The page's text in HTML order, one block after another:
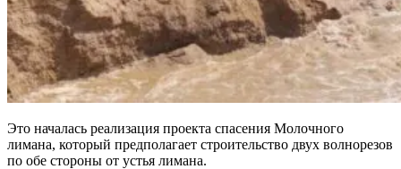
Это началась реализация проекта спасения Молочного
лимана, который предполагает строительство двух волнорезов
по обе стороны от устья лимана.